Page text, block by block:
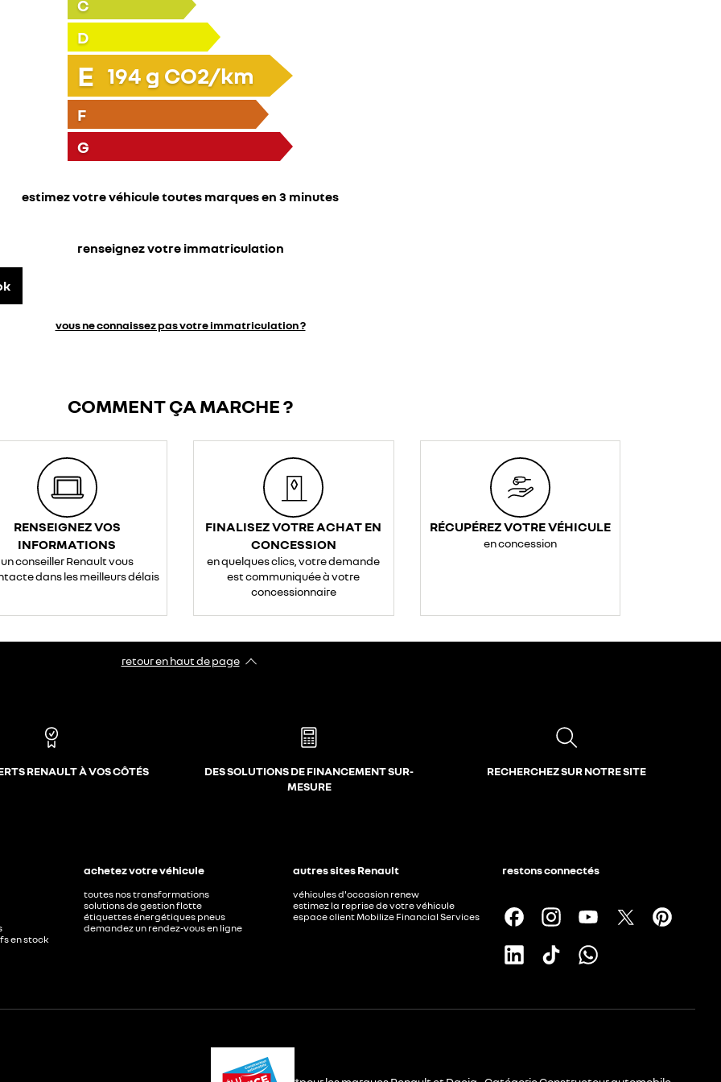
C
D
E 194 g CO2/km
F
G
estimez votre véhicule toutes marques en 3 minutes
renseignez votre immatriculation
vous ne connaissez pas votre immatriculation ?
COMMENT ÇA MARCHE ?
RENSEIGNEZ VOS
INFORMATIONS
un conseiller Renault vous
dans les meilleurs délais
FINALISEZ VOTRE ACHAT EN
CONCESSION
en quelques clics, votre demande
est communiquée à votre
concessionnaire
RÉCUPÉREZ VOTRE VÉHICULE
en concession
retour en haut de page​
RENAULT À VOS CÔTÉS
DES SOLUTIONS DE FINANCEMENT SUR-
MESURE
RECHERCHEZ SUR NOTRE SITE
en stock
achetez votre véhicule
toutes nos transformations
solutions de gestion flotte
étiquettes énergétiques pneus
demandez un rendez-vous en ligne
autres sites Renault
véhicules d'occasion renew
estimez la reprise de votre véhicule
espace client Mobilize Financial Services
restons connectés